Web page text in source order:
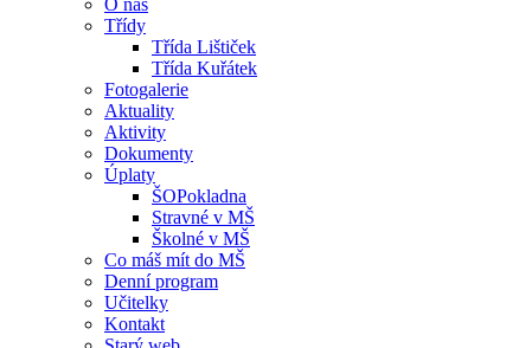
O nás
Třídy
Třída Lištiček
Třída Kuřátek
Fotogalerie
Aktuality
Aktivity
Dokumenty
Úplaty
ŠOPokladna
Stravné v MŠ
Školné v MŠ
Co máš mít do MŠ
Denní program
Učitelky
Kontakt